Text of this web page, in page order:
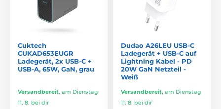
Cuktech
CUKAD653EUGR
Ladegerät, 2x USB-C +
USB-A, 65W, GaN, grau
Versandbereit, am Dienstag
11. 8. bei dir
Dudao A26LEU USB-C
Ladegerät + USB-C auf
Lightning Kabel - PD
20W GaN Netzteil -
Weiß
Versandbereit, am Dienstag
11. 8. bei dir